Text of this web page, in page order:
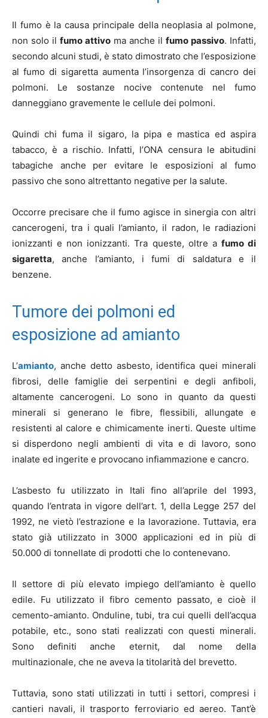
Il fumo è la causa principale della neoplasia al polmone,
non solo il fumo attivo ma anche il fumo passivo. Infatti,
secondo alcuni studi, è stato dimostrato che l’esposizione
al fumo di sigaretta aumenta l’insorgenza di cancro dei
polmoni. Le sostanze nocive contenute nel fumo
danneggiano gravemente le cellule dei polmoni.
Quindi chi fuma il sigaro, la pipa e mastica ed aspira
tabacco, è a rischio. Infatti, l’ONA censura le abitudini
tabagiche anche per evitare le esposizioni al fumo
passivo che sono altrettanto negative per la salute.
Occorre precisare che il fumo agisce in sinergia con altri
cancerogeni, tra i quali l’amianto, il radon, le radiazioni
ionizzanti e non ionizzanti. Tra queste, oltre a fumo di
sigaretta, anche l’amianto, i fumi di saldatura e il
benzene.
Tumore dei polmoni ed
esposizione ad amianto
L’amianto, anche detto asbesto, identifica quei minerali
fibrosi, delle famiglie dei serpentini e degli anfiboli,
altamente cancerogeni. Lo sono in quanto da questi
minerali si generano le fibre, flessibili, allungate e
resistenti al calore e chimicamente inerti. Queste ultime
si disperdono negli ambienti di vita e di lavoro, sono
inalate ed ingerite e provocano infiammazione e cancro.
L’asbesto fu utilizzato in Itali fino all’aprile del 1993,
quando l’entrata in vigore dell’art. 1, della Legge 257 del
1992, ne vietò l’estrazione e la lavorazione. Tuttavia, era
stato già utilizzato in 3000 applicazioni ed in più di
50.000 di tonnellate di prodotti che lo contenevano.
Il settore di più elevato impiego dell’amianto è quello
edile. Fu utilizzato il fibro cemento passato, e cioè il
cemento-amianto. Onduline, tubi, tra cui quelli dell’acqua
potabile, etc., sono stati realizzati con questi minerali.
Sono definiti anche eternit, dal nome della
multinazionale, che ne aveva la titolarità del brevetto.
Tuttavia, sono stati utilizzati in tutti i settori, compresi i
cantieri navali, il trasporto ferroviario ed aereo. Tant’è